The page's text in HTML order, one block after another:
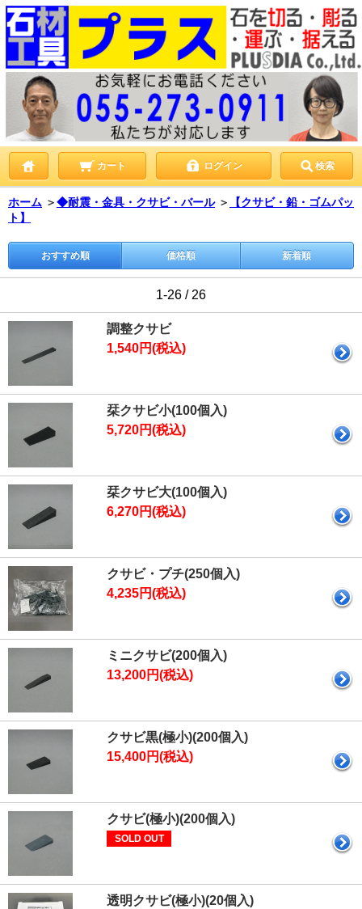
カート ログイン 検索
ホーム ＞◆耐震・金具・クサビ・バール ＞
【クサビ・鉛・ゴムパッ
ト】
おすすめ順 価格順 新着順
1-26 / 26
調整クサビ
1,540円(税込)
栞クサビ小(100個入)
5,720円(税込)
栞クサビ大(100個入)
6,270円(税込)
クサビ・プチ(250個入)
4,235円(税込)
ミニクサビ(200個入)
13,200円(税込)
クサビ黒(極小)(200個入)
15,400円(税込)
クサビ(極小)(200個入)
SOLD OUT
透明クサビ(極小)(20個入)